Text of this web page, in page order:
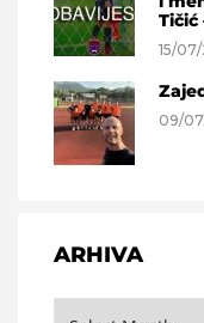
Tičić
15/
09/
ARHIVA